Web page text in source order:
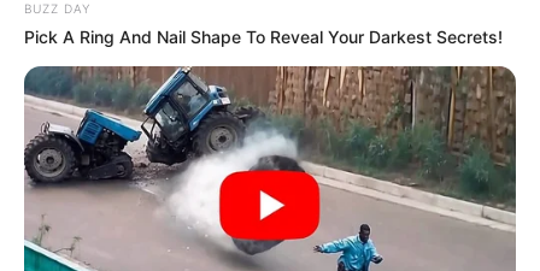
Kim Go-eun transmite a angústiade quem equilibra a rotina
profissional com a iminência de uma perda irreparável.
BUZZ DAY
Pick A Ring And Nail Shape To Reveal Your Darkest Secrets!